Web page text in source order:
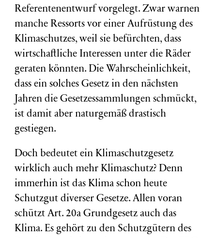
Referentenentwurf vorgelegt. Zwar warnen
manche Ressorts vor einer Aufrüstung des
Klimaschutzes, weil sie befürchten, dass
wirtschaftliche Interessen unter die Räder
geraten könnten. Die Wahrscheinlichkeit,
dass ein solches Gesetz in den nächsten
Jahren die Gesetzessammlungen schmückt,
ist damit aber naturgemäß drastisch
gestiegen.
Doch bedeutet ein Klimaschutzgesetz
wirklich auch mehr Klimaschutz? Denn
immerhin ist das Klima schon heute
Schutzgut diverser Gesetze. Allen voran
schützt Art. 20a Grundgesetz auch das
Klima. Es gehört zu den Schutzgütern des